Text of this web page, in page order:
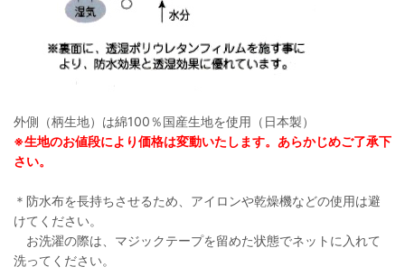
外側（柄生地）は綿100％国産生地を使用（日本製）
※生地のお値段により価格は変動いたします。あらかじめご了承下
さい。
＊防水布を長持ちさせるため、アイロンや乾燥機などの使用は避
けてください。
お洗濯の際は、マジックテープを留めた状態でネットに入れて
洗ってください。